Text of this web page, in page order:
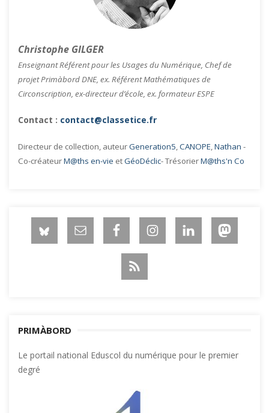
Christophe GILGER
Enseignant Référent pour les Usages du Numérique, Chef de
projet Primàbord DNE, ex. Référent Mathématiques de
Circonscription, ex-directeur d’école, ex. formateur ESPE
Contact : contact@classetice.fr
Directeur de collection, auteurGeneration5,CANOPE,Nathan -
Co-créateurM@ths en-vie etGéoDéclic- TrésorierM@ths'n Co
PRIMÀBORD
Le portail national Eduscol du numérique pour le premier
degré